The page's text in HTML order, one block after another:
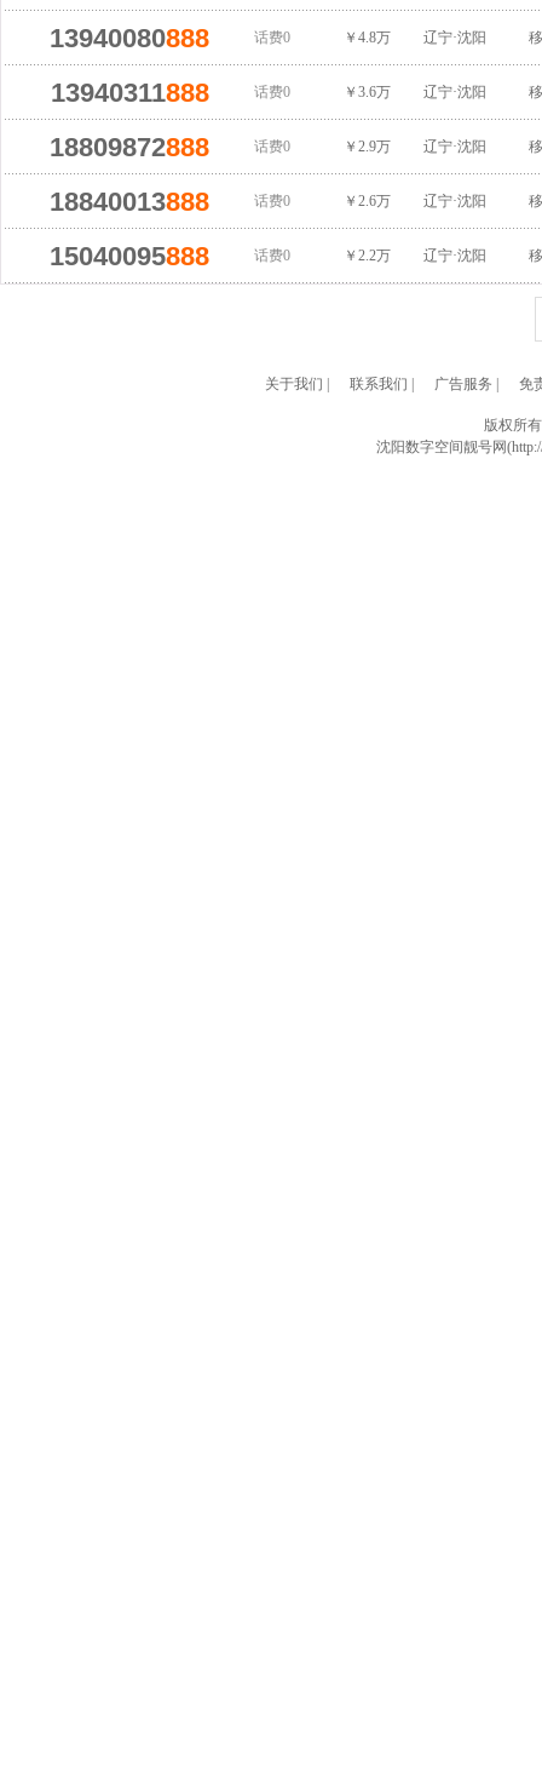
13940080888 话费0 ￥4.8万 辽宁·沈阳
13940311888 话费0 ￥3.6万 辽宁·沈阳
18809872888 话费0 ￥2.9万 辽宁·沈阳
18840013888 话费0 ￥2.6万 辽宁·沈阳
15040095888 话费0 ￥2.2万 辽宁·沈阳
关于我们 联系我们 广告服务 免
版权所
沈阳数字空间靓号网